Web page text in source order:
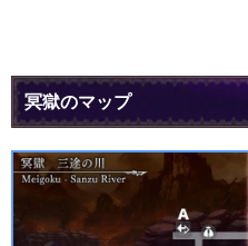
冥獄のマップ